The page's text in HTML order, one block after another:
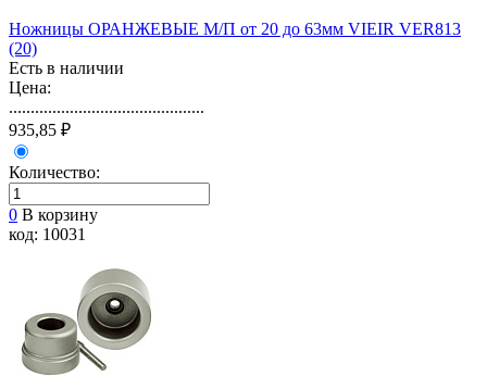
Ножницы ОРАНЖЕВЫЕ М/П от 20 до 63мм VIEIR VER813
(20)
Есть в наличии
Цена:
.............................................
935,85 ₽
Количество:
0 В корзину
код: 10031